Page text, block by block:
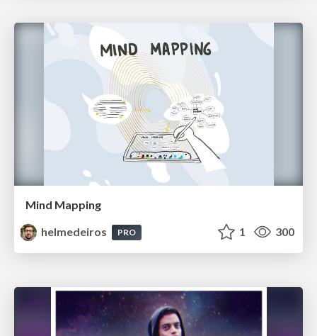
Mind Mapping
helmedeiros
PRO 1 300